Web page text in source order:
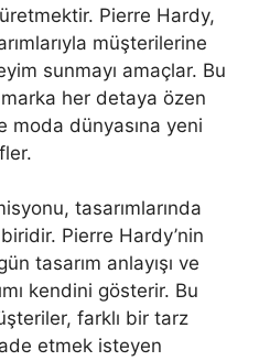
Pierre Hardy,
müşterilerine
sunmayı amaçlar. Bu
her detaya özen
moda dünyasına yeni
tasarımlarında
Pierre Hardy’nin
tasarım anlayışı ve
kendini gösterir. Bu
farklı bir tarz
etmek isteyen